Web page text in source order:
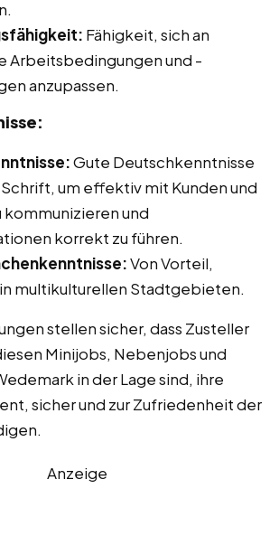
Fähigkeit, sich an
Arbeitsbedingungen und -
anzupassen.
Gute Deutschkenntnisse
um effektiv mit Kunden und
kommunizieren und
korrekt zu führen.
Von Vorteil,
multikulturellen Stadtgebieten.
stellen sicher, dass Zusteller
Minijobs, Nebenjobs und
in der Lage sind, ihre
sicher und zur Zufriedenheit der
Anzeige